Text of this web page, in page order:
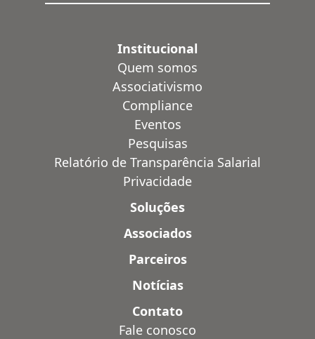
Institucional
Quem somos
Associativismo
Compliance
Eventos
Pesquisas
Relatório de Transparência Salarial
Privacidade
Soluções
Associados
Parceiros
Notícias
Contato
Fale conosco